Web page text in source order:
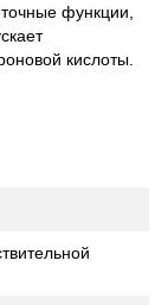
функции,
кислоты.